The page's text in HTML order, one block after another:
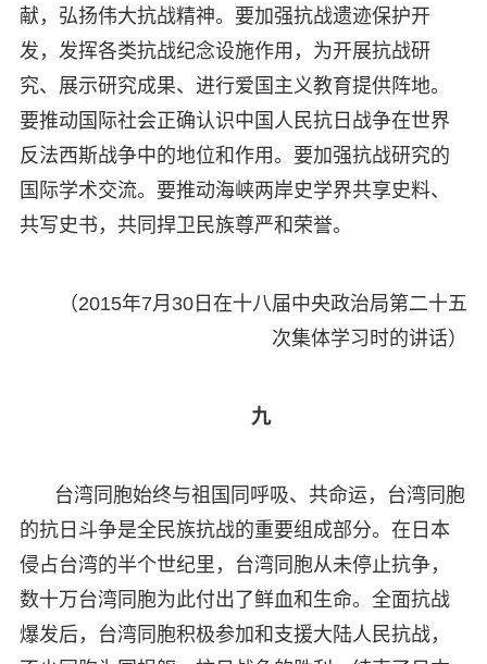
献，弘扬伟大抗战精神。要加强抗战遗迹保护开
发，发挥各类抗战纪念设施作用，为开展抗战研
究、展示研究成果、进行爱国主义教育提供阵地。
要推动国际社会正确认识中国人民抗日战争在世界
反法西斯战争中的地位和作用。要加强抗战研究的
国际学术交流。要推动海峡两岸史学界共享史料、
共写史书，共同捍卫民族尊严和荣誉。
（2015年7月30日在十八届中央政治局第二十五
次集体学习时的讲话）
九
台湾同胞始终与祖国同呼吸、共命运，台湾同胞
的抗日斗争是全民族抗战的重要组成部分。在日本
侵占台湾的半个世纪里，台湾同胞从未停止抗争，
数十万台湾同胞为此付出了鲜血和生命。全面抗战
爆发后，台湾同胞积极参加和支援大陆人民抗战，